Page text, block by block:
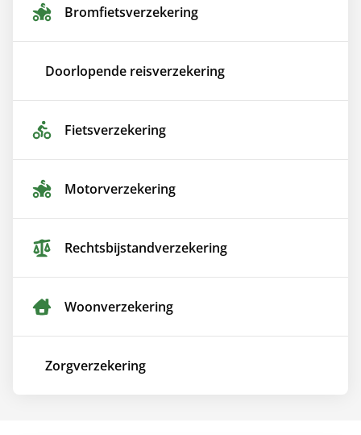
Bromfiets­verzekering
Doorlopende reis­verzekering
Fiets­verzekering
Motor­verzekering
Rechtsbijstand­verzekering
Woon­verzekering
Zorg­verzekering